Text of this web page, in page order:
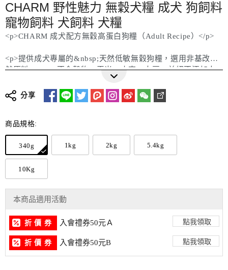
CHARM 野性魅力 無穀犬糧 成犬 狗飼料
寵物飼料 犬飼料 犬糧
<p>CHARM 成犬配方無穀高蛋白狗糧（Adult Recipe）</p>
<p>提供成犬專屬的&nbsp;天然低敏無穀狗糧，選用非基改天
然原料，100%不含穀物、玉米、小麥、大豆，並絕不添加人
工色素或香料，最適合對成分敏感或消化較弱的狗狗食用。產
品含&nbsp;90% 動物來源蛋白質，來自雞肉、火雞、鴨肉、
鮭魚、白鮭魚、鯡魚及雞蛋等多達7種優質蛋白，有助於維持
苣、藍莓），促進腸道健康與消化順暢。額外強化關節保健成
分&nbsp;葡萄糖胺、軟骨素，提升活動力。深海魚油提供的
Omega‑3 / Omega‑6 脂肪酸，有助於維持皮膚健康與亮麗毛
髮。創新製程包含精細研磨技術＋高壓真空魚油注入工藝，提
升吸收效率與顆粒適口性。</p>
更多詳細介紹
分享
商品規格:
340g 1kg 2kg 5.4kg
10Kg
本商品適用活動
折 價 券 入會禮券50元Ａ 點我領取
折 價 券 入會禮券50元B 點我領取